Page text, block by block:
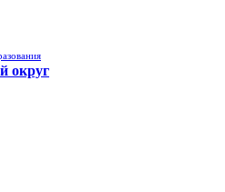
округ